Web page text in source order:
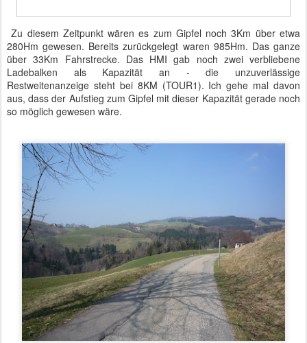
Zu diesem Zeitpunkt wären es zum Gipfel noch 3Km über etwa
280Hm gewesen. Bereits zurückgelegt waren 985Hm. Das ganze
über 33Km Fahrstrecke. Das HMI gab noch zwei verbliebene
Ladebalken als Kapazität an - die unzuverlässige
Restweitenanzeige steht bei 8KM (TOUR1). Ich gehe mal davon
aus, dass der Aufstieg zum Gipfel mit dieser Kapazität gerade noch
so möglich gewesen wäre.